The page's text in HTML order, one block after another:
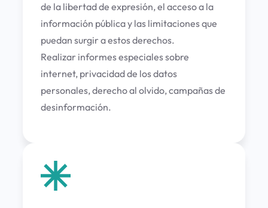
de la libertad de expresión, el acceso a la
información pública y las limitaciones que
puedan surgir a estos derechos.
Realizar informes especiales sobre
internet, privacidad de los datos
personales, derecho al olvido, campañas de
desinformación.